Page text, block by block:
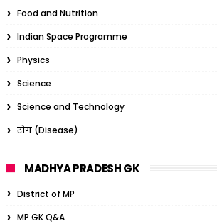
Food and Nutrition
Indian Space Programme
Physics
Science
Science and Technology
रोग (Disease)
MADHYA PRADESH GK
District of MP
MP GK Q&A